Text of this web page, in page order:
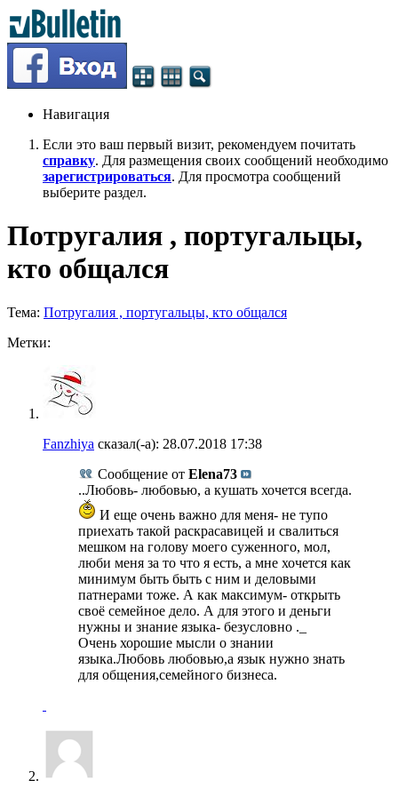
Навигация
Если это ваш первый визит, рекомендуем почитать
справку. Для размещения своих сообщений необходимо
зарегистрироваться. Для просмотра сообщений
выберите раздел.
Потругалия , португальцы,
кто общался
Тема: Потругалия , португальцы, кто общался
Метки:
Fanzhiya сказал(-а): 28.07.2018 17:38
Сообщение от Elena73
..Любовь- любовью, а кушать хочется всегда.
И еще очень важно для меня- не тупо
приехать такой раскрасавицей и свалиться
мешком на голову моего суженного, мол,
люби меня за то что я есть, а мне хочется как
минимум быть быть с ним и деловыми
патнерами тоже. А как максимум- открыть
своё семейное дело. А для этого и деньги
нужны и знание языка- безусловно ._
Очень хорошие мысли о знании
языка.Любовь любовью,а язык нужно знать
для общения,семейного бизнеса.